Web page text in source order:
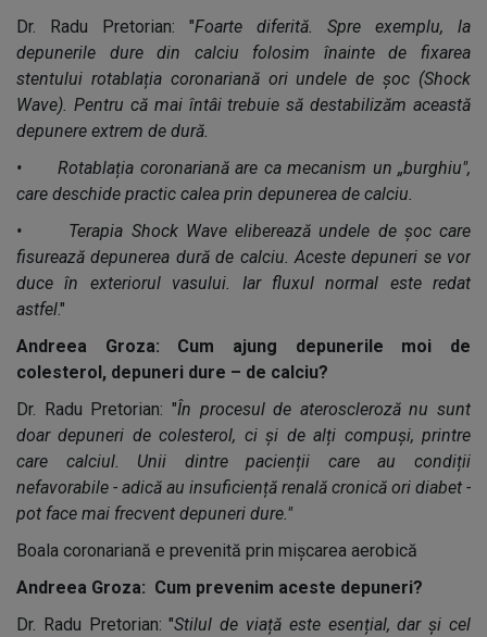
Dr. Radu Pretorian: "Foarte diferită. Spre exemplu, la
depunerile dure din calciu folosim înainte de fixarea
stentului rotablația coronariană ori undele de șoc (Shock
Wave). Pentru că mai întâi trebuie să destabilizăm această
depunere extrem de dură.
• Rotablația coronariană are ca mecanism un „burghiu",
care deschide practic calea prin depunerea de calciu.
• Terapia Shock Wave eliberează undele de șoc care
fisurează depunerea dură de calciu. Aceste depuneri se vor
duce în exteriorul vasului. Iar fluxul normal este redat
astfel."
Andreea Groza: Cum ajung depunerile moi de
colesterol, depuneri dure – de calciu?
Dr. Radu Pretorian: "În procesul de ateroscleroză nu sunt
doar depuneri de colesterol, ci și de alți compuși, printre
care calciul. Unii dintre pacienții care au condiții
nefavorabile - adică au insuficiență renală cronică ori diabet -
pot face mai frecvent depuneri dure."
Boala coronariană e prevenită prin mișcarea aerobică
Andreea Groza: Cum prevenim aceste depuneri?
Dr. Radu Pretorian: "Stilul de viață este esențial, dar și cel